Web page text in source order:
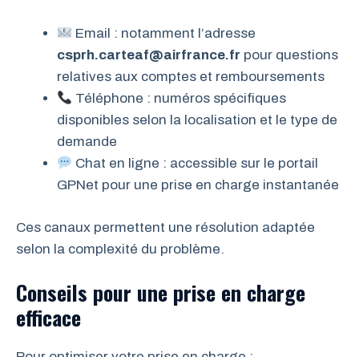
Email : notamment l’adresse
csprh.carteaf@airfrance.fr pour questions
relatives aux comptes et remboursements
Téléphone : numéros spécifiques
disponibles selon la localisation et le type de
demande
Chat en ligne : accessible sur le portail
GPNet pour une prise en charge instantanée
Ces canaux permettent une résolution adaptée
selon la complexité du problème.
Conseils pour une prise en charge
efficace